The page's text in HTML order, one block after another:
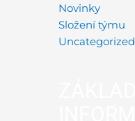
Novinky
Složení týmu
Uncategorized